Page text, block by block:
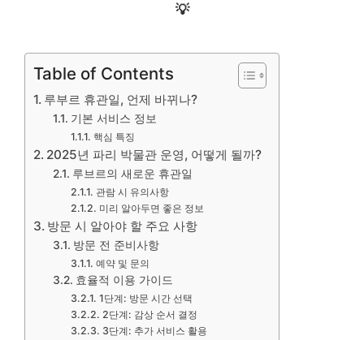
💡
Table of Contents
루부르 휴관일, 언제 바뀌나?
기본 서비스 정보
핵심 특징
2025년 파리 박물관 운영, 어떻게 될까?
루브르의 새로운 휴관일
관람 시 유의사항
미리 알아두면 좋은 정보
방문 시 알아야 할 주요 사항
방문 전 준비사항
예약 및 문의
효율적 이용 가이드
1단계: 방문 시간 선택
2단계: 감상 순서 결정
3단계: 추가 서비스 활용